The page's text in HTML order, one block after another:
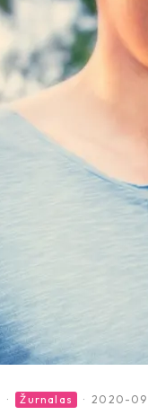
· Žurnalas · 2020-